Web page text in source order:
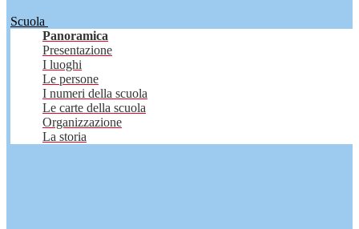
Scuola
Panoramica
Presentazione
I luoghi
Le persone
I numeri della scuola
Le carte della scuola
Organizzazione
La storia